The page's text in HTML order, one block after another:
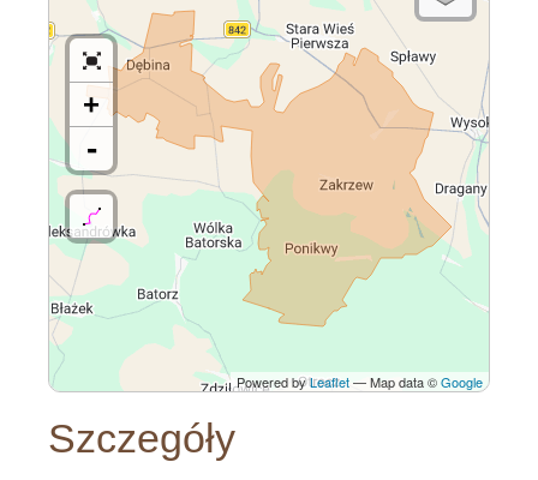
+
-
Powered byLeaflet— Map data ©Google
Szczegóły